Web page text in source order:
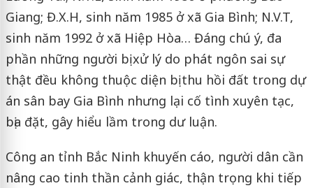
Giang; Đ.X.H, sinh năm 1985 ở xã Gia Bình; N.V.T,
sinh năm 1992 ở xã Hiệp Hòa… Đáng chú ý, đa
phần những người bị xử lý do phát ngôn sai sự
thật đều không thuộc diện bị thu hồi đất trong dự
án sân bay Gia Bình nhưng lại cố tình xuyên tạc,
bịa đặt, gây hiểu lầm trong dư luận.
Công an tỉnh Bắc Ninh khuyến cáo, người dân cần
nâng cao tinh thần cảnh giác, thận trọng khi tiếp